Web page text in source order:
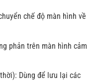
chế độ màn hình về
phản trên màn hình cảm
Dùng để lưu lại các